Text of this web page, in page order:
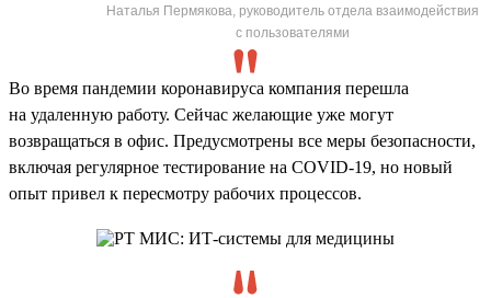
Наталья Пермякова, руководитель отдела взаимодействия
с пользователями
Во время пандемии коронавируса компания перешла
на удаленную работу. Сейчас желающие уже могут
возвращаться в офис. Предусмотрены все меры безопасности,
включая регулярное тестирование на COVID-19, но новый
опыт привел к пересмотру рабочих процессов.